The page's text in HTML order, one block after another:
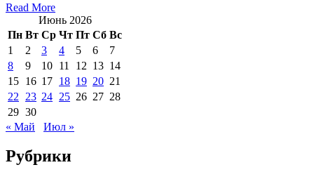
Read More
Июнь 2026
Пн Вт Ср Чт Пт Сб Вс
1
2 3 4 5 6
7
8
9 10 11 12 13 14
15 16 17 18 19 20 21
22
23 24 25 26 27 28
29 30
« Май
Июл »
Рубрики